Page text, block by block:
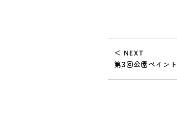
＜ NEXT
第3回公園ペイント